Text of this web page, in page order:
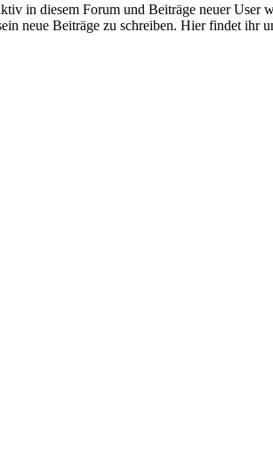
in diesem Forum und Beiträge neuer User
neue Beiträge zu schreiben. Hier findet ihr